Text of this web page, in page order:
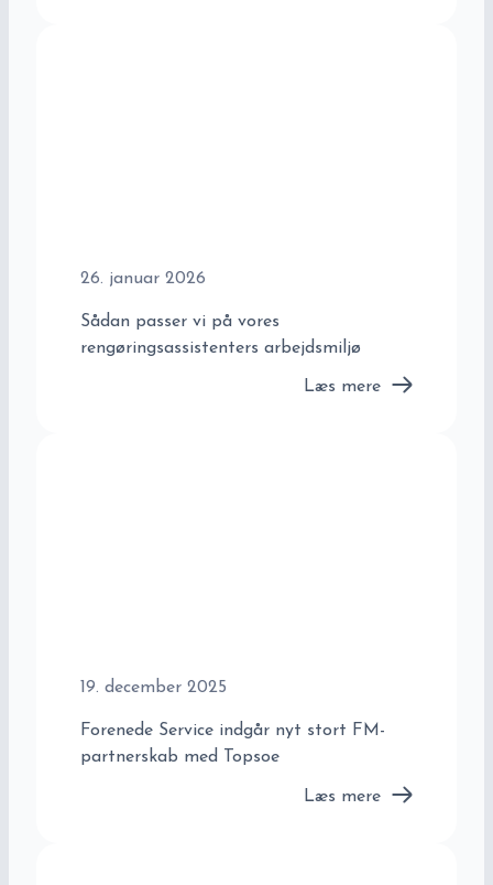
26. januar 2026
Sådan passer vi på vores
rengøringsassistenters arbejdsmiljø
Læs mere
19. december 2025
Forenede Service indgår nyt stort FM-
partnerskab med Topsoe
Læs mere